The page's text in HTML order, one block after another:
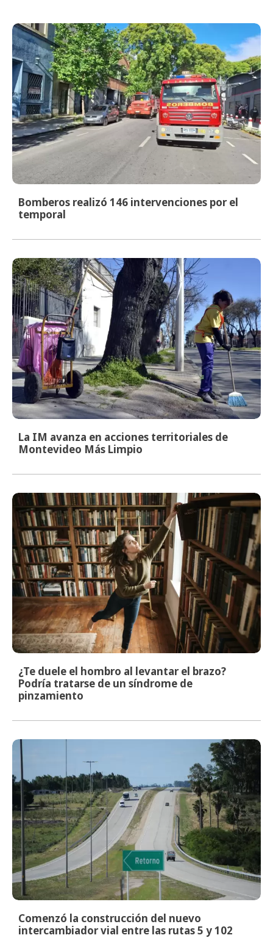
Bomberos realizó 146 intervenciones por el
temporal
La IM avanza en acciones territoriales de
Montevideo Más Limpio
¿Te duele el hombro al levantar el brazo?
Podría tratarse de un síndrome de
pinzamiento
Comenzó la construcción del nuevo
intercambiador vial entre las rutas 5 y 102